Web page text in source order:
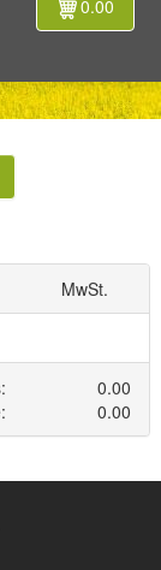
0.00